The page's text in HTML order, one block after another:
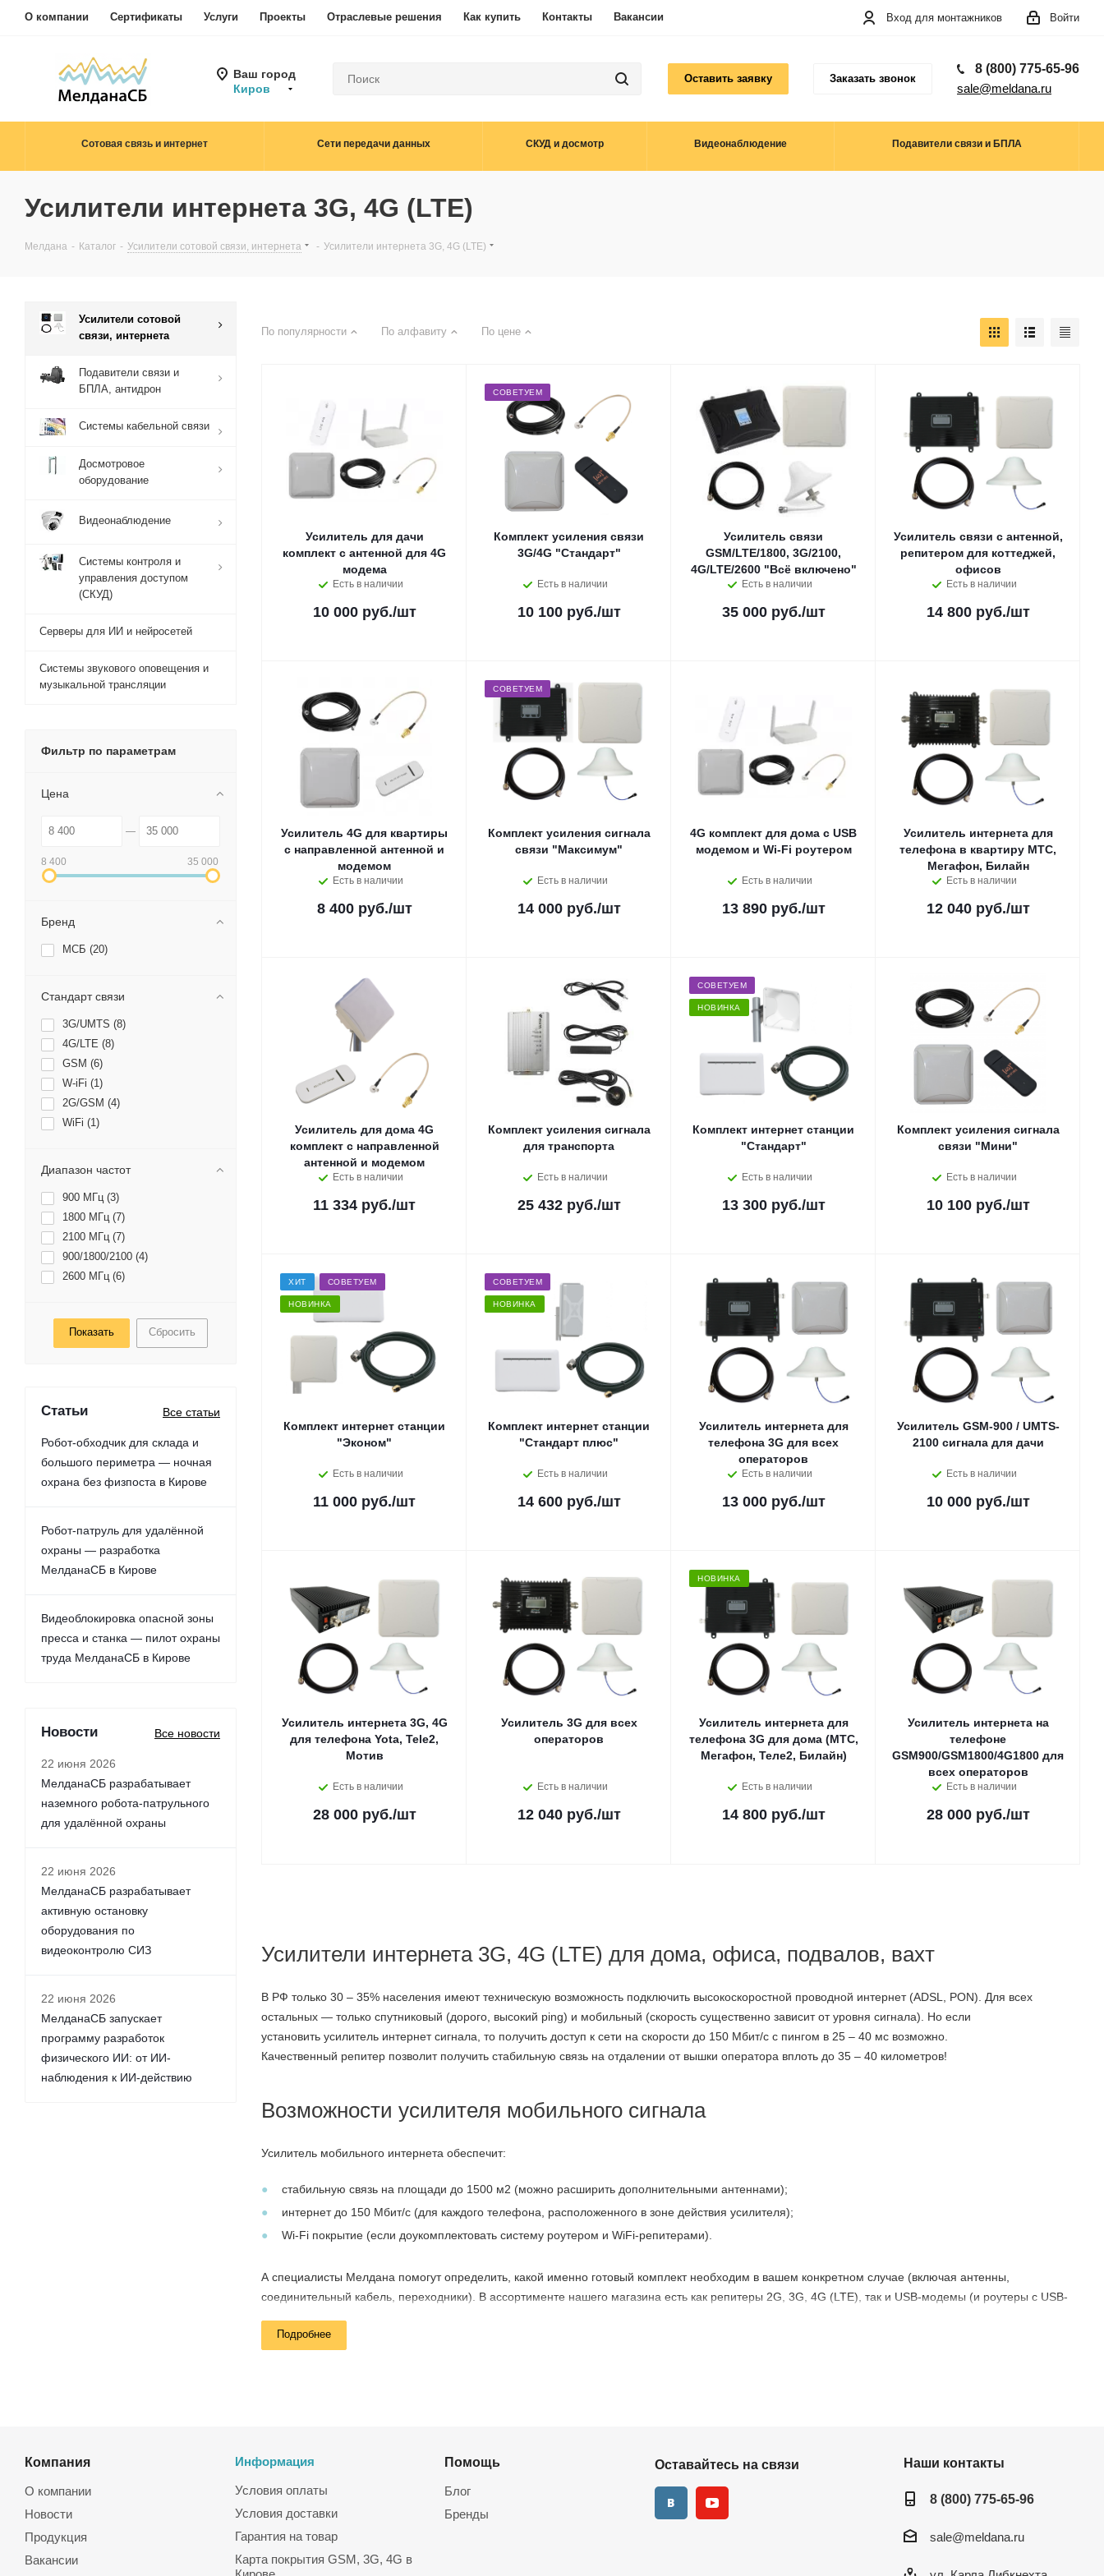
О компании Сертификаты Услуги Проекты Отраслевые решения Как купить Контакты Вакансии Войти
Вход для монтажников
Ваш город
Киров
Оставить заявку Заказать звонок
8 (800) 775-65-96
sale@meldana.ru
Сотовая связь и интернет Сети передачи данных СКУД и досмотр Видеонаблюдение Подавители связи и БПЛА
Усилители интернета 3G, 4G (LTE)
Мелдана - Каталог - Усилители сотовой связи, интернета - Усилители интернета 3G, 4G (LTE)
По популярности По алфавиту По цене
Усилитель для дачи
комплект с антенной для 4G
модема
Есть в наличии
10 000 руб./шт
СОВЕТУЕМ
Комплект усиления связи
3G/4G "Стандарт"
Есть в наличии
10 100 руб./шт
Усилитель связи
GSM/LTE/1800, 3G/2100,
4G/LTE/2600 "Всё включено"
Есть в наличии
35 000 руб./шт
Усилитель связи с антенной,
репитером для коттеджей,
офисов
Есть в наличии
14 800 руб./шт
Усилитель 4G для квартиры
с направленной антенной и
модемом
Есть в наличии
8 400 руб./шт
СОВЕТУЕМ
Комплект усиления сигнала
связи "Максимум"
Есть в наличии
14 000 руб./шт
4G комплект для дома с USB
модемом и Wi-Fi роутером
Есть в наличии
13 890 руб./шт
Усилитель интернета для
телефона в квартиру МТС,
Мегафон, Билайн
Есть в наличии
12 040 руб./шт
Усилитель для дома 4G
комплект с направленной
антенной и модемом
Есть в наличии
11 334 руб./шт
Комплект усиления сигнала
для транспорта
Есть в наличии
25 432 руб./шт
СОВЕТУЕМ
НОВИНКА
Комплект интернет станции
"Стандарт"
Есть в наличии
13 300 руб./шт
Комплект усиления сигнала
связи "Мини"
Есть в наличии
10 100 руб./шт
ХИТ СОВЕТУЕМ
НОВИНКА
Комплект интернет станции
"Эконом"
Есть в наличии
11 000 руб./шт
СОВЕТУЕМ
НОВИНКА
Комплект интернет станции
"Стандарт плюс"
Есть в наличии
14 600 руб./шт
Усилитель интернета для
телефона 3G для всех
операторов
Есть в наличии
13 000 руб./шт
Усилитель GSM-900 / UMTS-
2100 сигнала для дачи
Есть в наличии
10 000 руб./шт
Усилитель интернета 3G, 4G
для телефона Yota, Tele2,
Мотив
Есть в наличии
28 000 руб./шт
Усилитель 3G для всех
операторов
Есть в наличии
12 040 руб./шт
НОВИНКА
Усилитель интернета для
телефона 3G для дома (MTC,
Мегафон, Теле2, Билайн)
Есть в наличии
14 800 руб./шт
Усилитель интернета на
телефоне
GSM900/GSM1800/4G1800 для
всех операторов
Есть в наличии
28 000 руб./шт
Усилители интернета 3G, 4G (LTE) для дома, офиса, подвалов, вахт
В РФ только 30 – 35% населения имеют техническую возможность подключить высокоскоростной проводной интернет (ADSL, PON). Для всех
остальных — только спутниковый (дорого, высокий ping) и мобильный (скорость существенно зависит от уровня сигнала). Но если
установить усилитель интернет сигнала, то получить доступ к сети на скорости до 150 Мбит/с с пингом в 25 – 40 мс возможно.
Качественный репитер позволит получить стабильную связь на отдалении от вышки оператора вплоть до 35 – 40 километров!
Возможности усилителя мобильного сигнала
Усилитель мобильного интернета обеспечит:
стабильную связь на площади до 1500 м2 (можно расширить дополнительными антеннами);
интернет до 150 Мбит/с (для каждого телефона, расположенного в зоне действия усилителя);
Wi-Fi покрытие (если доукомплектовать систему роутером и WiFi-репитерами).
А специалисты Мелдана помогут определить, какой именно готовый комплект необходим в вашем конкретном случае (включая антенны,
соединительный кабель, переходники). В ассортименте нашего магазина есть как репитеры 2G, 3G, 4G (LTE), так и USB-модемы (и роутеры с USB-
(гарантия от производителя тоже предусмотрена).
Подробнее
Усилители сотовой
связи, интернета
Подавители связи и
БПЛА, антидрон
Системы кабельной связи
Досмотровое
оборудование
Видеонаблюдение
Системы контроля и
управления доступом
(СКУД)
Серверы для ИИ и нейросетей
Системы звукового оповещения и
музыкальной трансляции
Фильтр по параметрам
Цена
8 400 35 000
Бренд
МСБ (20)
Стандарт связи
3G/UMTS (8)
4G/LTE (8)
GSM (6)
W-iFi (1)
2G/GSM (4)
WiFi (1)
Диапазон частот
900 МГц (3)
1800 МГц (7)
2100 МГц (7)
900/1800/2100 (4)
2600 МГц (6)
Сбросить
Статьи Все статьи
Робот-обходчик для склада и
большого периметра — ночная
охрана без физпоста в Кирове
Робот-патруль для удалённой
охраны — разработка
МелданаСБ в Кирове
Видеоблокировка опасной зоны
пресса и станка — пилот охраны
труда МелданаСБ в Кирове
Новости Все новости
22 июня 2026
МелданаСБ разрабатывает
наземного робота-патрульного
для удалённой охраны
22 июня 2026
МелданаСБ разрабатывает
активную остановку
оборудования по
видеоконтролю СИЗ
22 июня 2026
МелданаСБ запускает
программу разработок
физического ИИ: от ИИ-
наблюдения к ИИ-действию
Компания
О компании
Новости
Продукция
Вакансии
Информация
Условия оплаты
Условия доставки
Гарантия на товар
Карта покрытия GSM, 3G, 4G в
Помощь
Блог
Бренды
Оставайтесь на связи Наши контакты
8 (800) 775-65-96
sale@meldana.ru